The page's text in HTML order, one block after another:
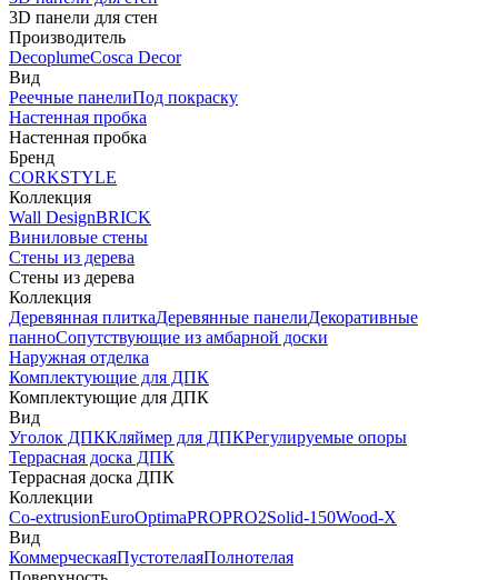
3D панели для стен
Производитель
DecoplumeCosca Decor
Вид
Реечные панелиПод покраску
Настенная пробка
Настенная пробка
Бренд
CORKSTYLE
Коллекция
Wall DesignBRICK
Виниловые стены
Стены из дерева
Стены из дерева
Коллекция
Деревянная плиткаДеревянные панелиДекоративные
панноСопутствующие из амбарной доски
Наружная отделка
Комплектующие для ДПК
Комплектующие для ДПК
Вид
Уголок ДПККляймер для ДПКРегулируемые опоры
Террасная доска ДПК
Террасная доска ДПК
Коллекции
Co-extrusionEuroOptimaPROPRO2Solid-150Wood-X
Вид
КоммерческаяПустотелаяПолнотелая